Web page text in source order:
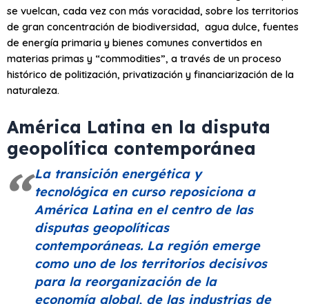
se vuelcan, cada vez con más voracidad, sobre los territorios
de gran concentración de biodiversidad, agua dulce, fuentes
de energía primaria y bienes comunes convertidos en
materias primas y “commodities”, a través de un proceso
histórico de politización, privatización y financiarización de la
naturaleza.
América Latina en la disputa
geopolítica contemporánea
La transición energética y
tecnológica en curso reposiciona a
América Latina en el centro de las
disputas geopolíticas
contemporáneas. La región emerge
como uno de los territorios decisivos
para la reorganización de la
economía global, de las industrias de